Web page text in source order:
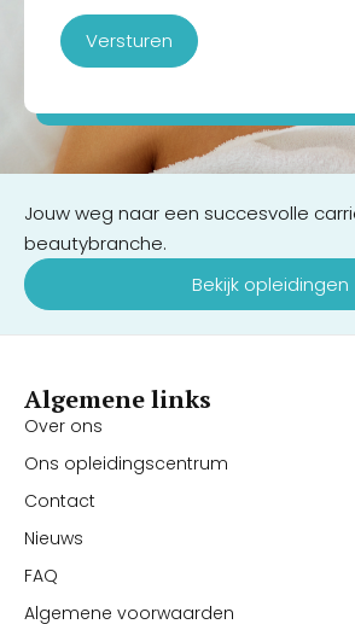
Versturen
Jouw weg naar een succesvolle
beautybranche.
Bekijk opleidingen
Algemene links
Over ons
Ons opleidingscentrum
Contact
Nieuws
FAQ
Algemene voorwaarden